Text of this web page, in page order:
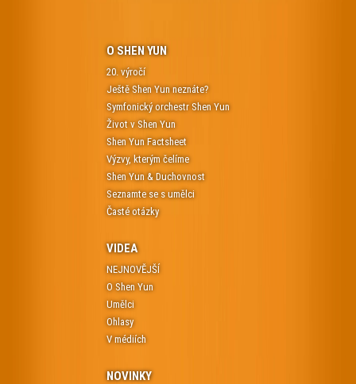
O SHEN YUN
20. výročí
Ještě Shen Yun neznáte?
Symfonický orchestr Shen Yun
Život v Shen Yun
Shen Yun Factsheet
Výzvy, kterým čelíme
Shen Yun & Duchovnost
Seznamte se s umělci
Časté otázky
VIDEA
NEJNOVĚJŠÍ
O Shen Yun
Umělci
Ohlasy
V médiích
NOVINKY